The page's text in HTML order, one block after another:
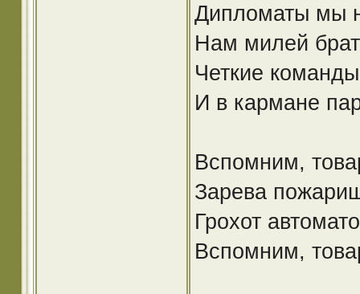
Дипломаты мы
Нам милей
Четкие
И в кармане
Вспомним,
Зарева
Грохот
Вспомним,